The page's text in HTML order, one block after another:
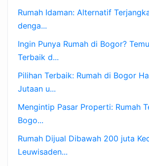
Rumah Idaman: Alternatif
denga...
Ingin Punya Rumah di Bogor?
Terbaik d...
Pilihan Terbaik: Rumah di Bogor
Jutaan u...
Mengintip Pasar Properti: Rumah
Bogo...
Rumah Dijual Dibawah 200 juta
Leuwisaden...